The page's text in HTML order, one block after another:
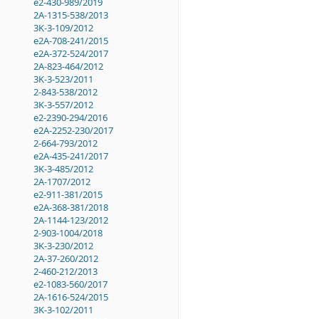
2A-1315-538/2013
3K-3-109/2012
e2A-708-241/2015
e2A-372-524/2017
2A-823-464/2012
3K-3-523/2011
2-843-538/2012
3K-3-557/2012
e2-2390-294/2016
e2A-2252-230/2017
2-664-793/2012
e2A-435-241/2017
3K-3-485/2012
2A-1707/2012
e2-911-381/2015
e2A-368-381/2018
2A-1144-123/2012
2-903-1004/2018
3K-3-230/2012
2A-37-260/2012
2-460-212/2013
e2-1083-560/2017
2A-1616-524/2015
3K-3-102/2011